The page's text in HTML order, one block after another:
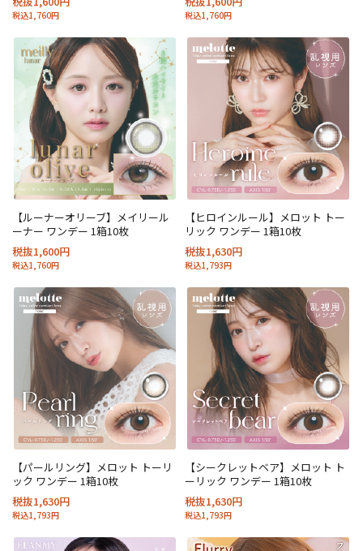
税込1,760円 税込1,760円
【ルーナーオリーブ】メイリール
ーナー ワンデー 1箱10枚
税抜1,600円
税込1,760円
【ヒロインルール】メロット トー
リック ワンデー 1箱10枚
税抜1,630円
税込1,793円
【パールリング】メロット トーリ
ック ワンデー 1箱10枚
税抜1,630円
税込1,793円
【シークレットベア】メロット ト
ーリック ワンデー 1箱10枚
税抜1,630円
税込1,793円